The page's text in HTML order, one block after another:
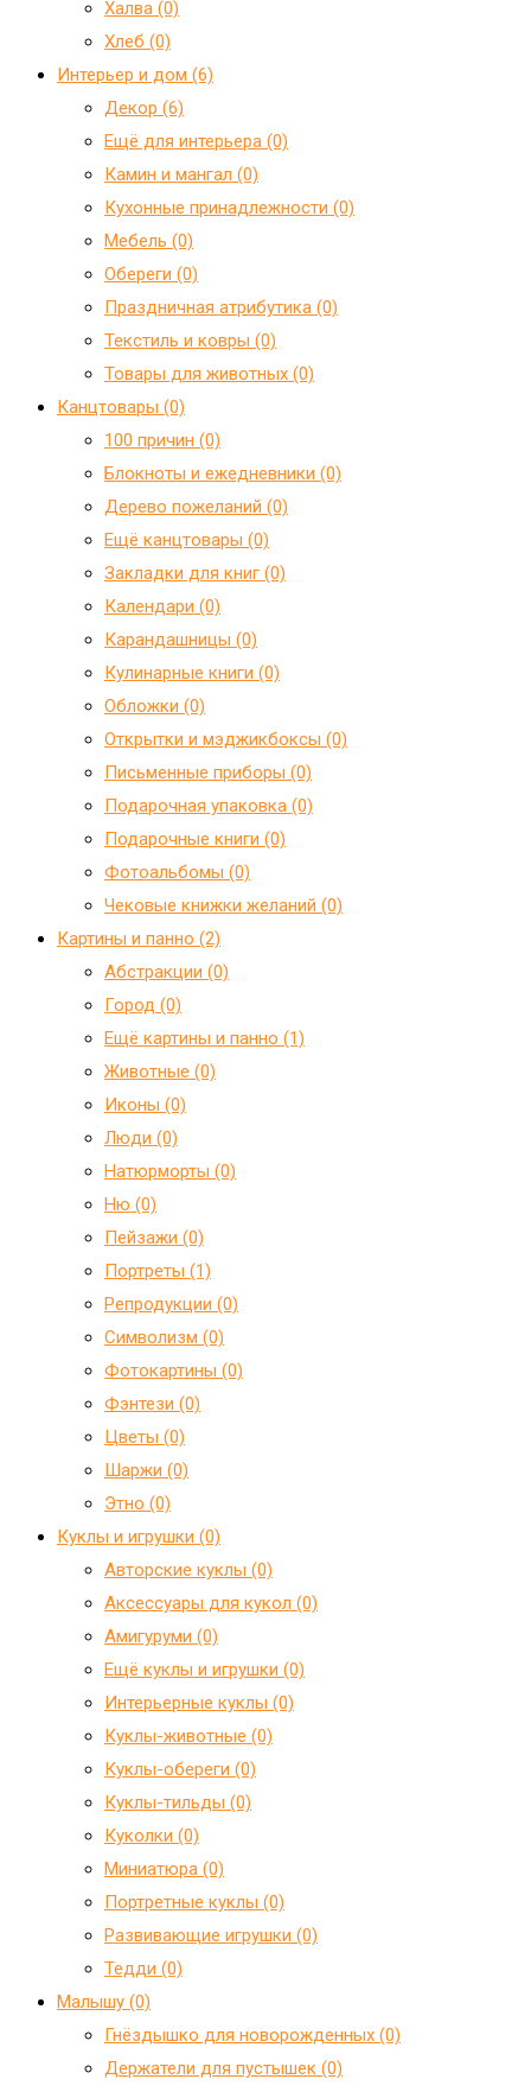
Халва (0)
Хлеб (0)
Интерьер и дом (6)
Декор (6)
Ещё для интерьера (0)
Камин и мангал (0)
Кухонные принадлежности (0)
Мебель (0)
Обереги (0)
Праздничная атрибутика (0)
Текстиль и ковры (0)
Товары для животных (0)
Канцтовары (0)
100 причин (0)
Блокноты и ежедневники (0)
Дерево пожеланий (0)
Ещё канцтовары (0)
Закладки для книг (0)
Календари (0)
Карандашницы (0)
Кулинарные книги (0)
Обложки (0)
Открытки и мэджикбоксы (0)
Письменные приборы (0)
Подарочная упаковка (0)
Подарочные книги (0)
Фотоальбомы (0)
Чековые книжки желаний (0)
Картины и панно (2)
Абстракции (0)
Город (0)
Ещё картины и панно (1)
Животные (0)
Иконы (0)
Люди (0)
Натюрморты (0)
Ню (0)
Пейзажи (0)
Портреты (1)
Репродукции (0)
Символизм (0)
Фотокартины (0)
Фэнтези (0)
Цветы (0)
Шаржи (0)
Этно (0)
Куклы и игрушки (0)
Авторские куклы (0)
Аксессуары для кукол (0)
Амигуруми (0)
Ещё куклы и игрушки (0)
Интерьерные куклы (0)
Куклы-животные (0)
Куклы-обереги (0)
Куклы-тильды (0)
Куколки (0)
Миниатюра (0)
Портретные куклы (0)
Развивающие игрушки (0)
Тедди (0)
Малышу (0)
Гнёздышко для новорожденных (0)
Держатели для пустышек (0)